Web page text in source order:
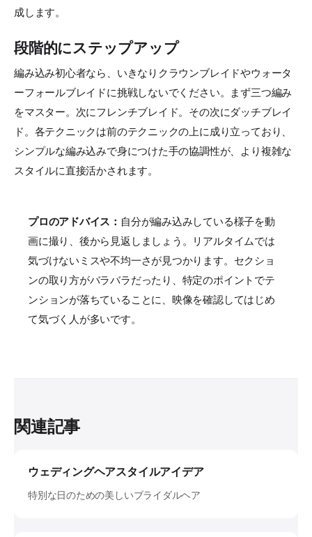
成します。
段階的にステップアップ
編み込み初心者なら、いきなりクラウンブレイドやウォータ
ーフォールブレイドに挑戦しないでください。まず三つ編み
をマスター。次にフレンチブレイド。その次にダッチブレイ
ド。各テクニックは前のテクニックの上に成り立っており、
シンプルな編み込みで身につけた手の協調性が、より複雑な
スタイルに直接活かされます。
プロのアドバイス： 自分が編み込みしている様子を動
画に撮り、後から見返しましょう。リアルタイムでは
気づけないミスや不均一さが見つかります。セクショ
ンの取り方がバラバラだったり、特定のポイントでテ
ンションが落ちていることに、映像を確認してはじめ
て気づく人が多いです。
関連記事
ウェディングヘアスタイルアイデア
特別な日のための美しいブライダルヘア